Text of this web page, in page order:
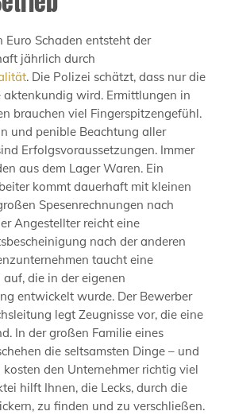
Euro Schaden entsteht der
jährlich durch
. Die Polizei schätzt, dass nur die
aktenkundig wird. Ermittlungen in
brauchen viel Fingerspitzengefühl.
und penible Beachtung aller
Erfolgsvoraussetzungen. Immer
aus dem Lager Waren. Ein
kommt dauerhaft mit kleinen
Spesenrechnungen nach
Angestellter reicht eine
nach der anderen
taucht eine
die in der eigenen
entwickelt wurde. Der Bewerber
legt Zeugnisse vor, die eine
In der großen Familie eines
die seltsamsten Dinge – und
den Unternehmer richtig viel
hilft Ihnen, die Lecks, durch die
zu finden und zu verschließen.